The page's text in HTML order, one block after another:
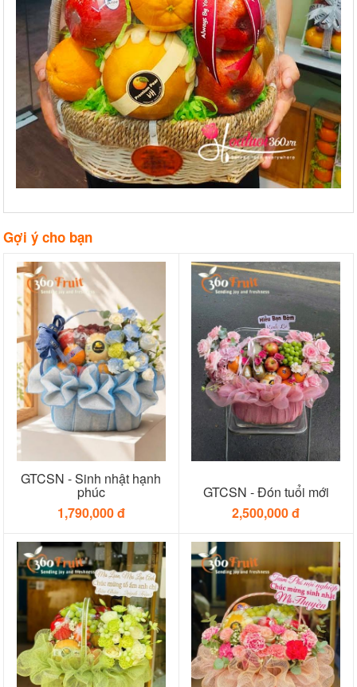
Gợi ý cho bạn
GTCSN - Sinh nhật hạnh
phúc
1,790,000 đ
GTCSN - Đón tuổi mới
2,500,000 đ